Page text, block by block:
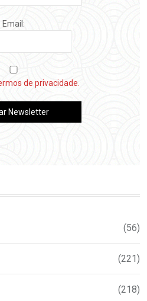
Email:
de privacidade.
(56)
(221)
(218)